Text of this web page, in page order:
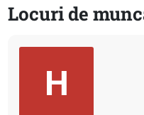
Locuri de
H